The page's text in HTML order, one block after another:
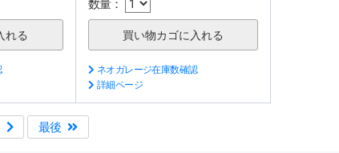
数量：
ネオガレージ在庫数確認
詳細ページ
最後